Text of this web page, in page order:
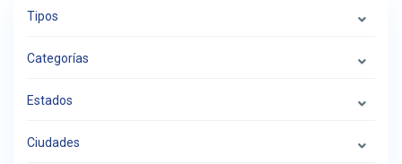
Tipos
Categorías
Estados
Ciudades